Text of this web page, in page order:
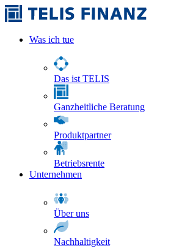
Was ich tue
Das ist TELIS
Ganzheitliche Beratung
Produktpartner
Betriebsrente
Unternehmen
Über uns
Nachhaltigkeit